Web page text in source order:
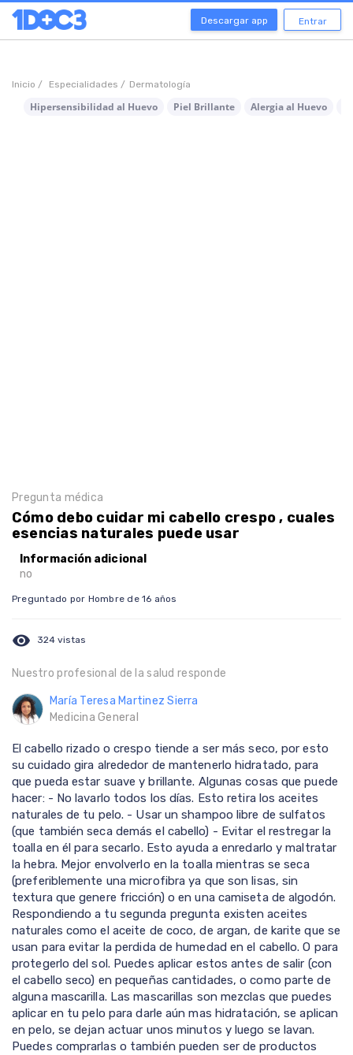
Descargar app Entrar
Inicio / Especialidades / Dermatología
Hipersensibilidad al Huevo Piel Brillante Alergia al Huevo
Pregunta médica
Cómo debo cuidar mi cabello crespo , cuales
esencias naturales puede usar
Información adicional
no
Preguntado por Hombre de 16 años
visibility 324 vistas
Nuestro profesional de la salud responde
María Teresa Martinez Sierra
Medicina General
El cabello rizado o crespo tiende a ser más seco, por esto
su cuidado gira alrededor de mantenerlo hidratado, para
que pueda estar suave y brillante. Algunas cosas que puede
hacer: - No lavarlo todos los días. Esto retira los aceites
naturales de tu pelo. - Usar un shampoo libre de sulfatos
(que también seca demás el cabello) - Evitar el restregar la
toalla en él para secarlo. Esto ayuda a enredarlo y maltratar
la hebra. Mejor envolverlo en la toalla mientras se seca
(preferiblemente una microfibra ya que son lisas, sin
textura que genere fricción) o en una camiseta de algodón.
Respondiendo a tu segunda pregunta existen aceites
naturales como el aceite de coco, de argan, de karite que se
usan para evitar la perdida de humedad en el cabello. O para
protegerlo del sol. Puedes aplicar estos antes de salir (con
el cabello seco) en pequeñas cantidades, o como parte de
alguna mascarilla. Las mascarillas son mezclas que puedes
aplicar en tu pelo para darle aún mas hidratación, se aplican
en pelo, se dejan actuar unos minutos y luego se lavan.
Puedes comprarlas o también pueden ser de productos